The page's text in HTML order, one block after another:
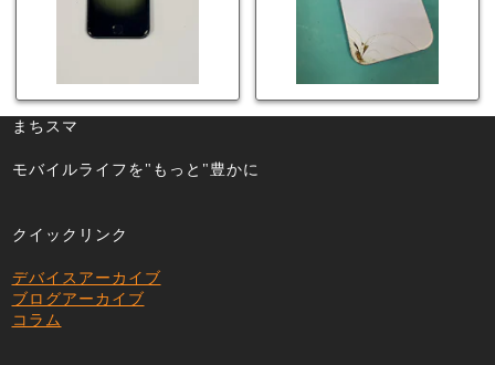
まちスマ
モバイルライフを"もっと"豊かに
クイックリンク
デバイスアーカイブ
ブログアーカイブ
コラム